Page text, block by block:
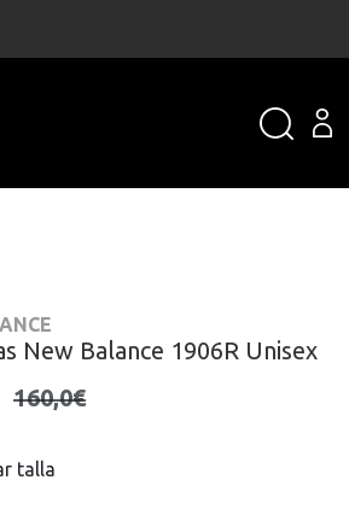
New Balance 1906R Unisex
160,0€
talla